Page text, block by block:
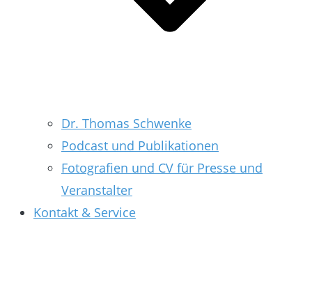
Dr. Thomas Schwenke
Podcast und Publikationen
Fotografien und CV für Presse und
Veranstalter
Kontakt & Service